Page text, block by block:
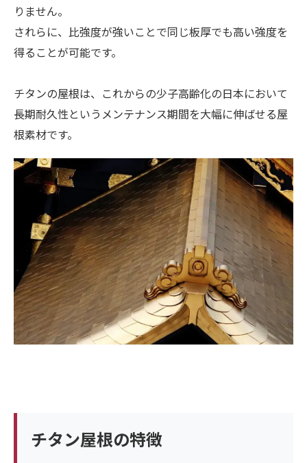
りません。
されらに、比強度が強いことで同じ板厚でも高い強度を
得ることが可能です。
チタンの屋根は、これからの少子高齢化の日本において
長期耐久性というメンテナンス期間を大幅に伸ばせる屋
根素材です。
チタン屋根の特徴